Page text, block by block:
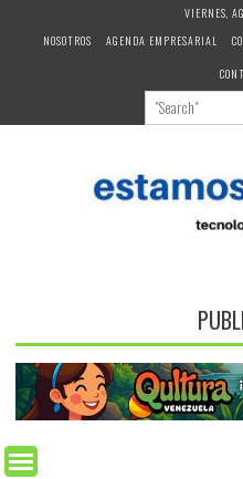
VIERNES,
NOSOTROS
AGENDA EMPRESARIAL